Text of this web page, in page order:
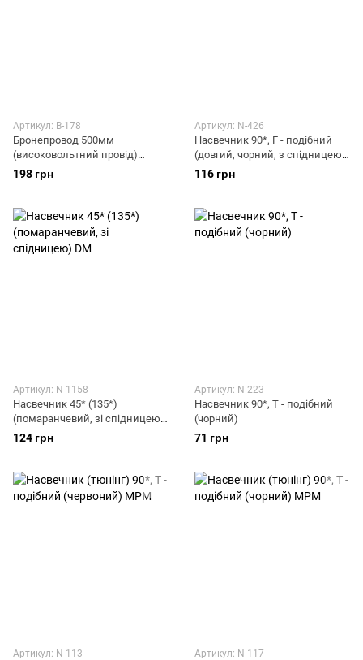
Артикул: B-178
Бронепровод 500мм
(високовольтний провід)
(синій, силікон) DM
198 грн
Артикул: N-426
Насвечник 90*, Г - подібний
(довгий, чорний, з спідницею)
DM
116 грн
Артикул: N-1158
Насвечник 45* (135*)
(помаранчевий, зі спідницею)
DM
124 грн
Артикул: N-223
Насвечник 90*, Т - подібний
(чорний)
71 грн
Артикул: N-113 Артикул: N-117